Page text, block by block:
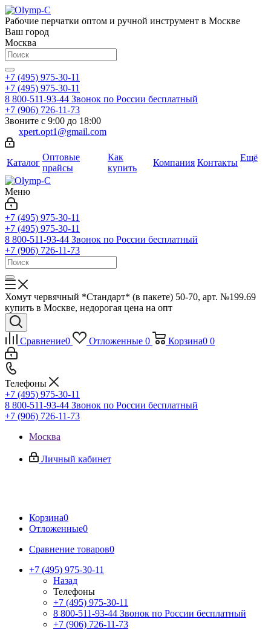
Рабочие перчатки оптом и ручной инструмент в Москве
Ваш город
Москва
+7 (495) 975-30-11
+7 (495) 975-30-11
8 800-511-93-44 Звонок по России бесплатный
+7 (906) 726-11-73
Звоните с 9:00 до 18:00
xpert.opt1@gmail.com
Каталог
Оптовые
прайсы
Как
купить
Компания Контакты Ещё
Меню
+7 (495) 975-30-11
+7 (495) 975-30-11
8 800-511-93-44 Звонок по России бесплатный
+7 (906) 726-11-73
Хомут червячный *Стандарт* (в пакете) 50-70, арт. №199.69
купить в Москве, недорогая цена на опт
Сравнение0 Отложенные 0 Корзина0 0
Телефоны
+7 (495) 975-30-11
8 800-511-93-44 Звонок по России бесплатный
+7 (906) 726-11-73
Москва
Личный кабинет
Корзина0
Отложенные0
Сравнение товаров0
+7 (495) 975-30-11
Назад
Телефоны
+7 (495) 975-30-11
8 800-511-93-44 Звонок по России бесплатный
+7 (906) 726-11-73